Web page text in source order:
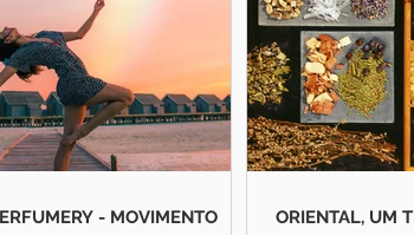
- MOVIMENTO
ORIENTAL, UM